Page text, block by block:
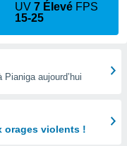
UV7 Élevé FPS
15-25
aujourd’hui
orages violents !